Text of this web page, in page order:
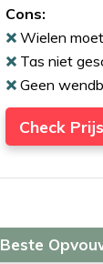
Cons:
Wielen
Tas niet
Geen
Check
Beste